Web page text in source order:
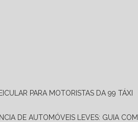
PARA MOTORISTAS DA 99 TÁXI
DE AUTOMÓVEIS LEVES: GUIA